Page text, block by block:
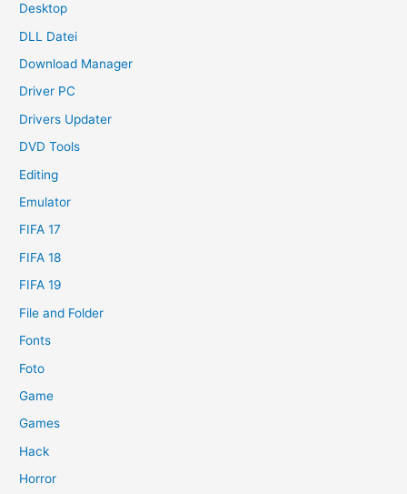
Desktop
DLL Datei
Download Manager
Driver PC
Drivers Updater
DVD Tools
Editing
Emulator
FIFA 17
FIFA 18
FIFA 19
File and Folder
Fonts
Foto
Game
Games
Hack
Horror